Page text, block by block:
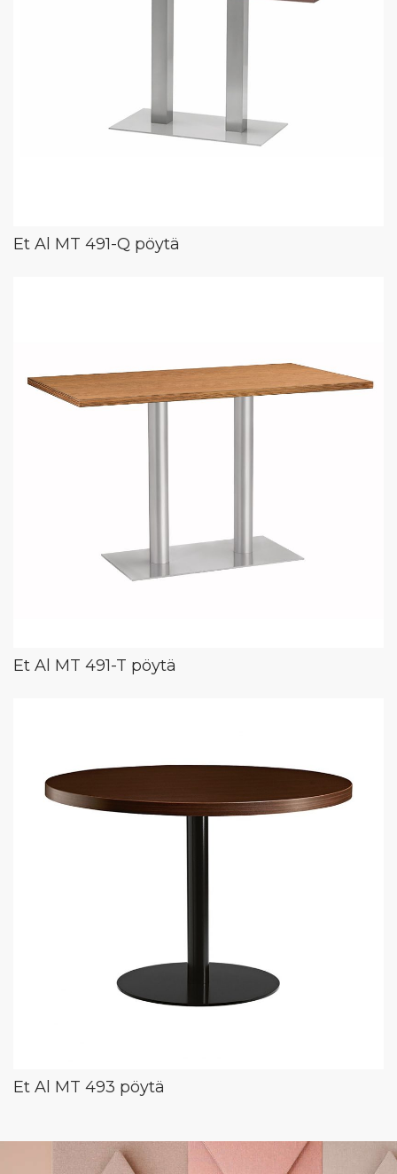
Et Al MT 491-Q pöytä
Et Al MT 491-T pöytä
Et Al MT 493 pöytä